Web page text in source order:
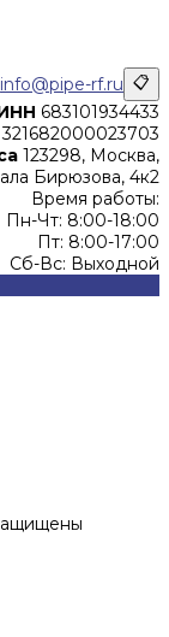
info@pipe-rf.ru 📋
683101934433
321682000023703
123298, Москва,
Бирюзова, 4к2
Время работы:
Пн-Чт: 8:00-18:00
Пт: 8:00-17:00
Сб-Вс: Выходной